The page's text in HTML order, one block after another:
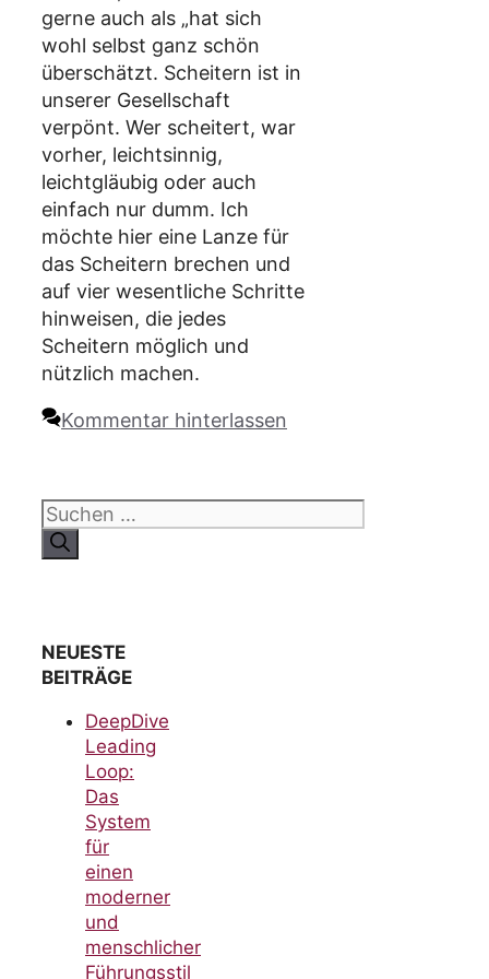
gerne auch als „hat sich
wohl selbst ganz schön
überschätzt. Scheitern ist in
unserer Gesellschaft
verpönt. Wer scheitert, war
vorher, leichtsinnig,
leichtgläubig oder auch
einfach nur dumm. Ich
möchte hier eine Lanze für
das Scheitern brechen und
auf vier wesentliche Schritte
hinweisen, die jedes
Scheitern möglich und
nützlich machen.
Kommentar hinterlassen
Suchen
nach:
NEUESTE
BEITRÄGE
DeepDive
Leading
Loop:
Das
System
für
einen
moderner
und
menschlicher
Führungsstil